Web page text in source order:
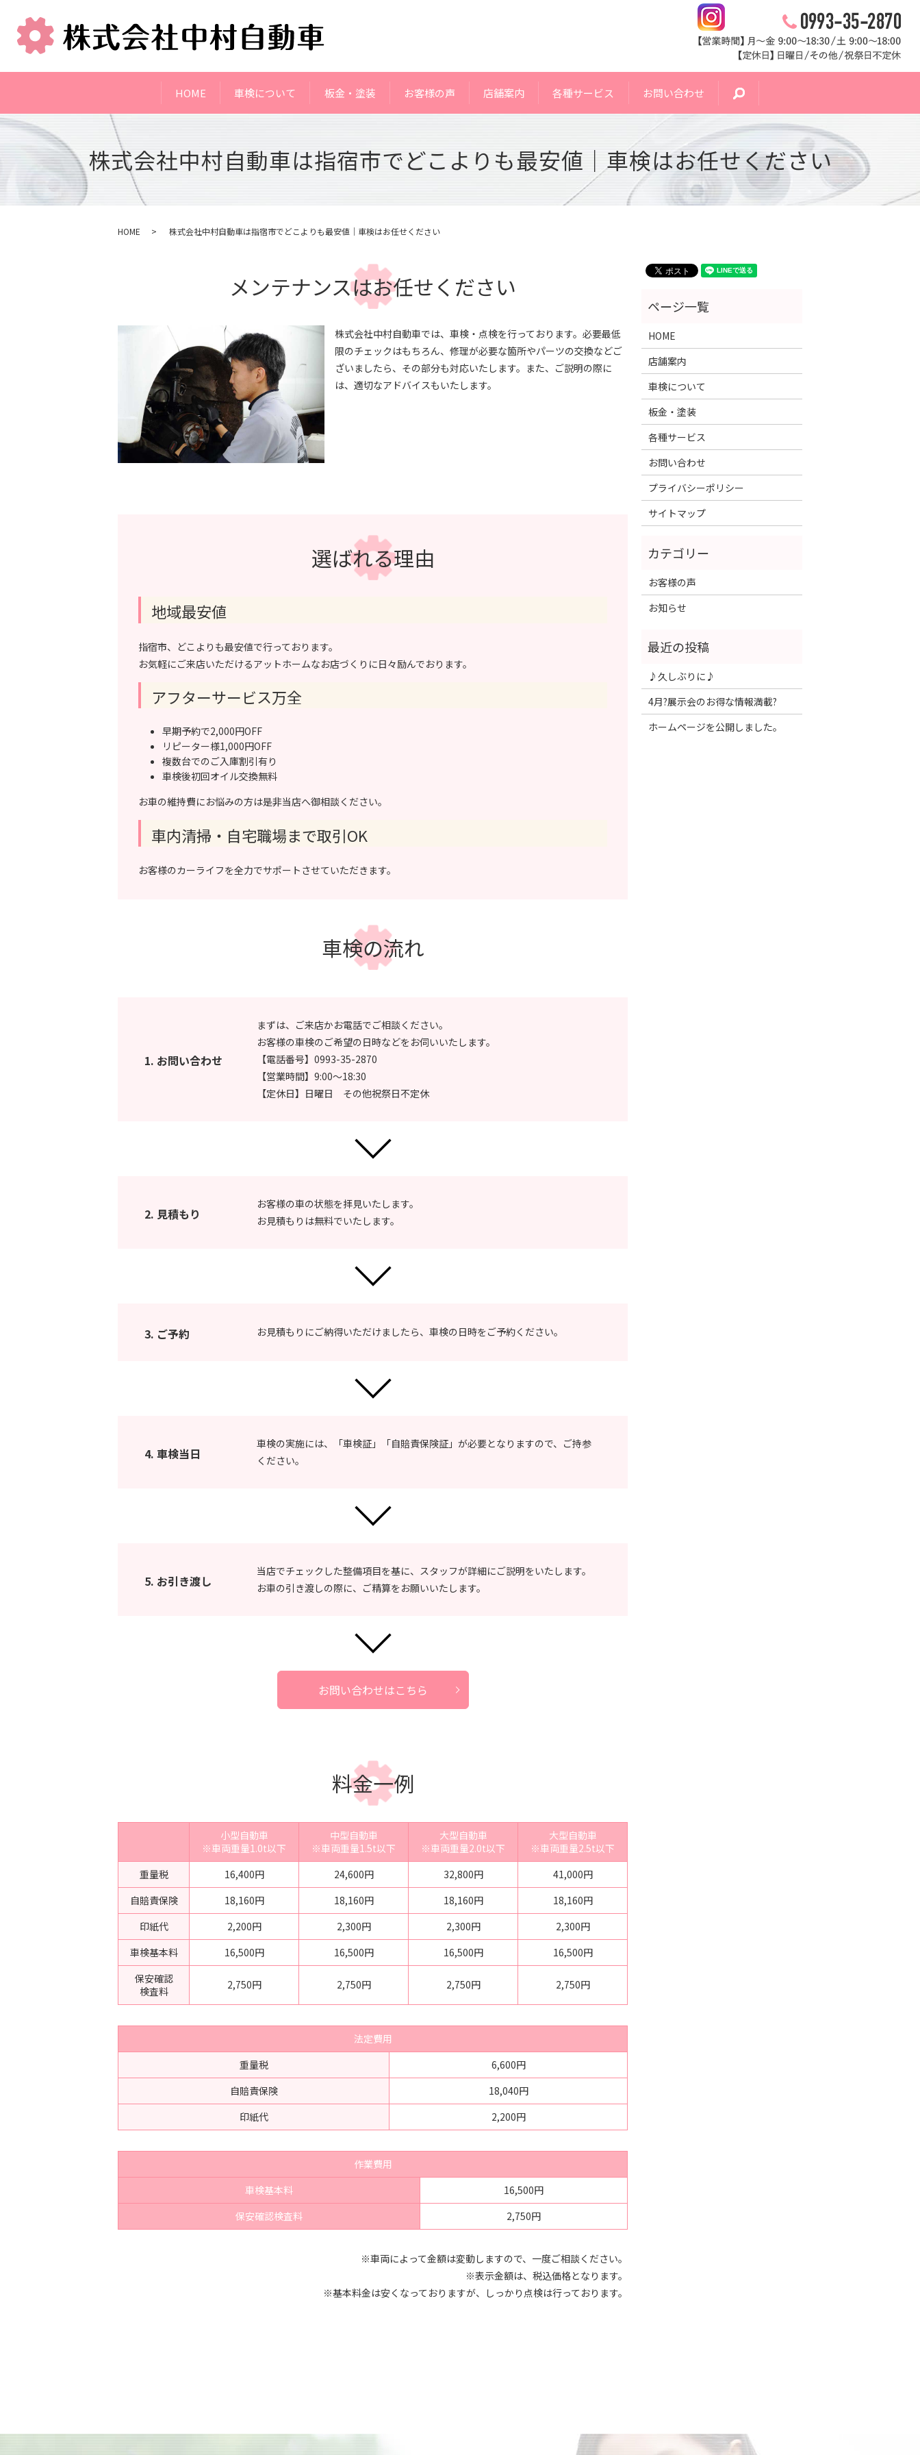
HOME 車検について 板金・塗装 お客様の声 店舗案内 各種サービス お問い合わせ
株式会社中村自動車は指宿市でどこよりも最安値｜車検はお任せください
HOME 株式会社中村自動車は指宿市でどこよりも最安値｜車検はお任せください
メンテナンスはお任せください
株式会社中村自動車では、車検・点検を行っております。必要最低
限のチェックはもちろん、修理が必要な箇所やパーツの交換などご
ざいましたら、その部分も対応いたします。また、ご説明の際に
は、適切なアドバイスもいたします。
選ばれる理由
地域最安値
指宿市、どこよりも最安値で行っております。
お気軽にご来店いただけるアットホームなお店づくりに日々励んでおります。
アフターサービス万全
早期予約で2,000円OFF
リピーター様1,000円OFF
複数台でのご入庫割引有り
車検後初回オイル交換無料
お車の維持費にお悩みの方は是非当店へ御相談ください。
車内清掃・自宅職場まで取引OK
お客様のカーライフを全力でサポートさせていただきます。
車検の流れ
1. お問い合わせ
まずは、ご来店かお電話でご相談ください。
お客様の車検のご希望の日時などをお伺いいたします。
【電話番号】0993-35-2870
【営業時間】9:00～18:30
【定休日】日曜日 その他祝祭日不定休
2. 見積もり
お客様の車の状態を拝見いたします。
お見積もりは無料でいたします。
3. ご予約 お見積もりにご納得いただけましたら、車検の日時をご予約ください。
4. 車検当日
車検の実施には、「車検証」「自賠責保険証」が必要となりますので、ご持参
ください。
5. お引き渡し
当店でチェックした整備項目を基に、スタッフが詳細にご説明をいたします。
お車の引き渡しの際に、ご精算をお願いいたします。
お問い合わせはこちら
料金一例
小型自動車
※車両重量1.0t以下
中型自動車
※車両重量1.5t以下
大型自動車
※車両重量2.0t以下
大型自動車
※車両重量2.5t以下
重量税
16,400円 24,600円 32,800円
41,000円
自賠責保険
18,160円 18,160円 18,160円
18,160円
印紙代
2,200円 2,300円 2,300円
2,300円
車検基本料
16,500円 16,500円 16,500円
16,500円
保安確認
検査料
2,750円 2,750円 2,750円 2,750円
法定費用
重量税
6,600円
自賠責保険
18,040円
印紙代
2,200円
作業費用
車検基本料
16,500円
保安確認検査料
2,750円
※車両によって金額は変動しますので、一度ご相談ください。
※表示金額は、税込価格となります。
※基本料金は安くなっておりますが、しっかり点検は行っております。
HOME
店舗案内
車検について
板金・塗装
各種サービス
お問い合わせ
プライバシーポリシー
サイトマップ
お客様の声
お知らせ
♪久しぶりに♪
4月?展示会のお得な情報満載?
ホームページを公開しました。